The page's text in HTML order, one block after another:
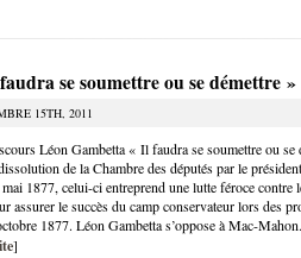
se soumettre ou se démettre »
15TH, 2011
Léon Gambetta « Il faudra se soumettre ou se
de la Chambre des députés par le
mai 1877, celui-ci entreprend une lutte féroce contre
assurer le succès du camp conservateur lors des
1877. Léon Gambetta s’oppose à Mac-
]